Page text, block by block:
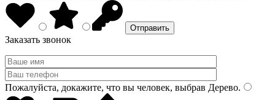
Заказать звонок
Пожалуйста, докажите, что вы человек, выбрав Дерево.